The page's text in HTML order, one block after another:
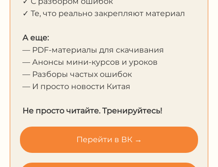
✓ Те, что реально закрепляют материал
А еще:
— PDF-материалы для скачивания
— Анонсы мини-курсов и уроков
— Разборы частых ошибок
— И просто новости Китая
Не просто читайте. Тренируйтесь!
Перейти в ВК →